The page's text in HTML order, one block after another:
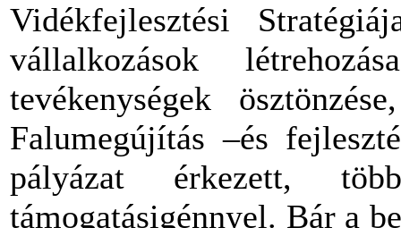
Vidékfejlesztési
vállalkozások
tevékenységek
Falumegújítás –és
pályázat érkezett,
támogatásigénnyel. Bár a